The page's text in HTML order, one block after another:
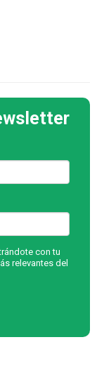
con tu
relevantes del